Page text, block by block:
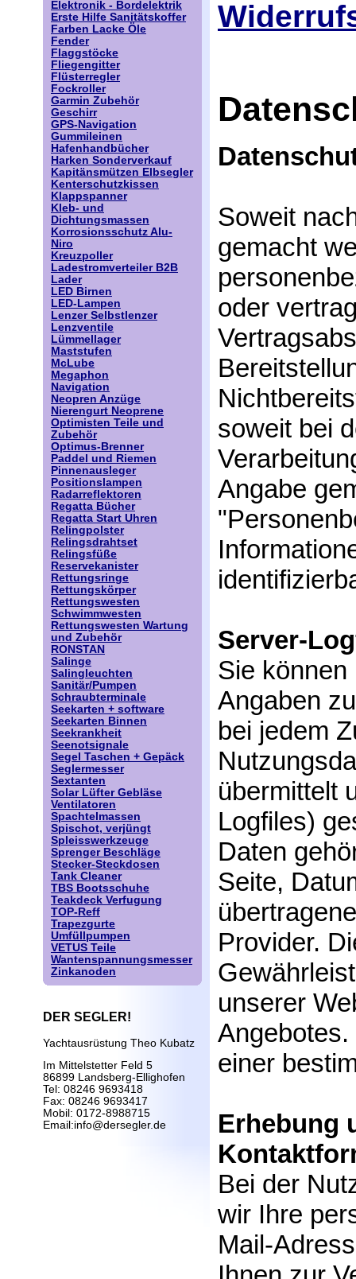
Elektronik - Bordelektrik
Erste Hilfe Sanitätskoffer
Farben Lacke Öle
Fender
Flaggstöcke
Fliegengitter
Flüsterregler
Fockroller
Garmin Zubehör
Geschirr
GPS-Navigation
Gummileinen
Hafenhandbücher
Harken Sonderverkauf
Kapitänsmützen Elbsegler
Kenterschutzkissen
Klappspanner
Kleb- und
Dichtungsmassen
Korrosionsschutz Alu-
Niro
Kreuzpoller
Ladestromverteiler B2B
Lader
LED Birnen
LED-Lampen
Lenzer Selbstlenzer
Lenzventile
Lümmellager
Maststufen
McLube
Megaphon
Navigation
Neopren Anzüge
Nierengurt Neoprene
Optimisten Teile und
Zubehör
Optimus-Brenner
Paddel und Riemen
Pinnenausleger
Positionslampen
Radarreflektoren
Regatta Bücher
Regatta Start Uhren
Relingpolster
Relingsdrahtset
Relingsfüße
Reservekanister
Rettungsringe
Rettungskörper
Rettungswesten
Schwimmwesten
Rettungswesten Wartung
und Zubehör
RONSTAN
Salinge
Salingleuchten
Sanitär/Pumpen
Schraubterminale
Seekarten + software
Seekarten Binnen
Seekrankheit
Seenotsignale
Segel Taschen + Gepäck
Seglermesser
Sextanten
Solar Lüfter Gebläse
Ventilatoren
Spachtelmassen
Spischot, verjüngt
Spleisswerkzeuge
Sprenger Beschläge
Stecker-Steckdosen
Tank Cleaner
TBS Bootsschuhe
Teakdeck Verfugung
TOP-Reff
Trapezgurte
Umfüllpumpen
VETUS Teile
Wantenspannungsmesser
Zinkanoden
DER SEGLER!
Yachtausrüstung Theo Kubatz
Im Mittelstetter Feld 5
86899 Landsberg-Ellighofen
Tel: 08246 9693418
Fax: 08246 9693417
Mobil: 0172-8988715
Email:info@dersegler.de
Soweit
gemacht
oder
soweit bei
Angabe
Server-
Sie
Angaben
bei jedem
übermittelt
Logfiles)
Daten
Seite,
Provider.
unserer
einer
Erhebung
Bei der
wir Ihre
Mail-